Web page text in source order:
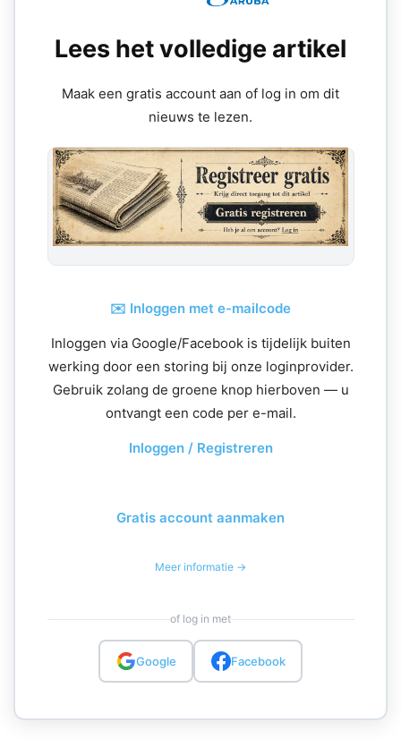
Lees het volledige artikel
Maak een gratis account aan of log in om dit
nieuws te lezen.
✉️ Inloggen met e-mailcode
Inloggen via Google/Facebook is tijdelijk buiten
werking door een storing bij onze loginprovider.
Gebruik zolang de groene knop hierboven — u
ontvangt een code per e-mail.
Inloggen / Registreren
Gratis account aanmaken
Meer informatie →
of log in met
Google Facebook